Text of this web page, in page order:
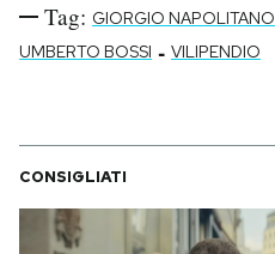
Tag: GIORGIO NAPOLITANO
UMBERTO BOSSI - VILIPENDIO
CONSIGLIATI